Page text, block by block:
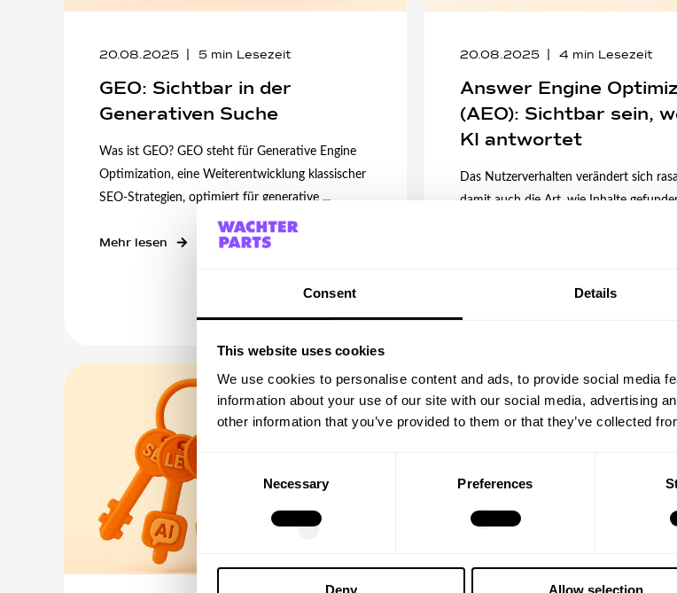
Consent Details
This website uses cookies
We use cookies to personalise content and ads, to provide social media
information about your use of our site with our social media, advertising
other information that you’ve provided to them or that they’ve collected
Selection
Necessary Preferences
Deny Allow selection
20.08.2025 5 min Lesezeit
GEO: Sichtbar in der
Generativen Suche
Was ist GEO? GEO steht für Generative Engine
Optimization, eine Weiterentwicklung klassischer
SEO-Strategien, optimiert für generative ...
Mehr lesen
20.08.2025 4 min Lesezeit
Answer Engine
(AEO): Sichtbar sein,
KI antwortet
Das Nutzerverhalten verändert sich
damit auch die Art, wie Inhalte